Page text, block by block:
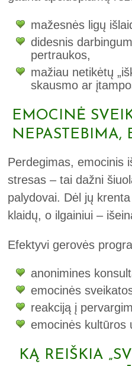
mažesnės ligų
didesnis
pertraukos,
mažiau netikėtų
skausmo ar
EMOCINĖ
NEPASTEBIMA,
Perdegimas, emocinis
stresas – tai dažni
palydovai. Dėl jų
klaidų, o ilgainiui –
Efektyvi gerovės
anonimines
emocinės
reakciją į
emocinės kultūros
KĄ REIŠKIA